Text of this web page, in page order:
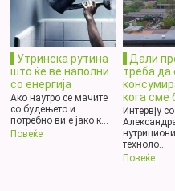
Утринска рутина
што ќе ве наполни
со енергија
Ако наутро се мачите
со будењето и
потребно ви е јако к...
Повеќе
Дали
треба да
кога сме
Интервју со
техноло...
Повеќе